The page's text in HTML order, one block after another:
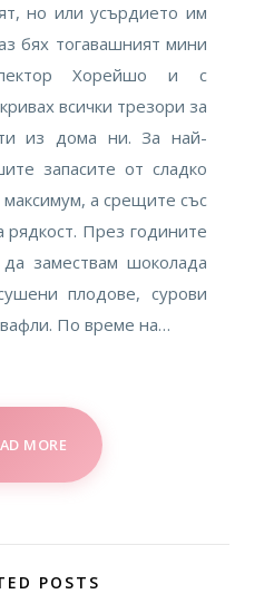
но или усърдието им
бях тогавашният мини
Хорейшо и с
всички трезори за
из дома ни. За най-
запасите от сладко
максимум, а срещите със
рядкост. През годините
замествам шоколада
плодове, сурови
По време на…
MORE
POSTS